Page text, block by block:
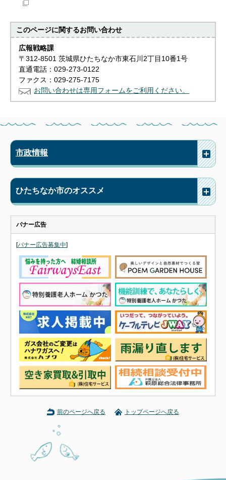
このページに関するお問い合わせ
広報戦略課
〒312-8501 茨城県ひたちなか市東石川2丁目10番1号
直通電話：029-273-0122
ファクス：029-275-7175
お問い合わせは専用フォームをご利用ください。
市政情報
ひたちなか市のオススメ
バナー広告
[バナー広告募集中]
前のページへ戻る トップページへ戻る